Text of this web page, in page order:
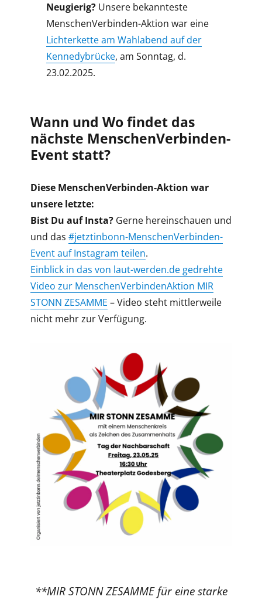
Neugierig? Unsere bekannteste
MenschenVerbinden-Aktion war eine
Lichterkette am Wahlabend auf der
Kennedybrücke, am Sonntag, d.
23.02.2025.
Wann und Wo findet das
nächste MenschenVerbinden-
Event statt?
Diese MenschenVerbinden-Aktion war
unsere letzte:
Bist Du auf Insta?Gerne hereinschauen und
und das #jetztinbonn-MenschenVerbinden-
Event auf Instagram teilen.
Einblick in das von laut-werden.de gedrehte
Video zur MenschenVerbindenAktion MIR
STONN ZESAMME – Video steht mittlerweile
nicht mehr zur Verfügung.
**MIR STONN ZESAMME für eine starke